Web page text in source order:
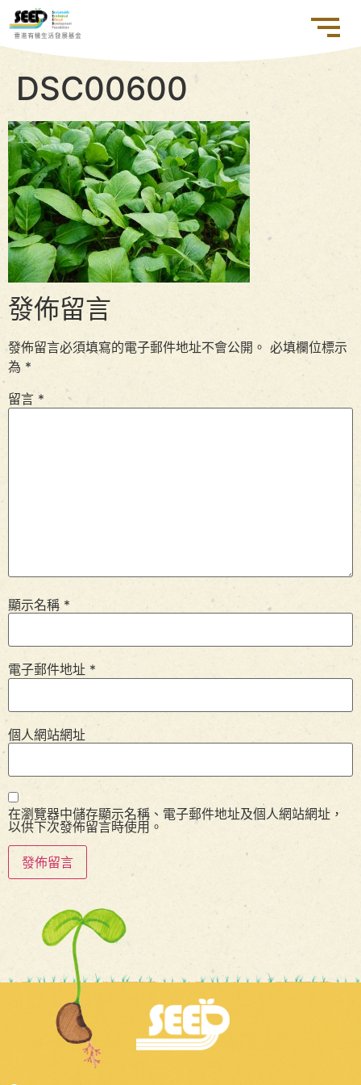
DSC00600
發佈留言
發佈留言必須填寫的電子郵件地址不會公開。 必填欄位標示
為 *
留言 *
顯示名稱 *
電子郵件地址 *
個人網站網址
在瀏覽器中儲存顯示名稱、電子郵件地址及個人網站網址，
以供下次發佈留言時使用。